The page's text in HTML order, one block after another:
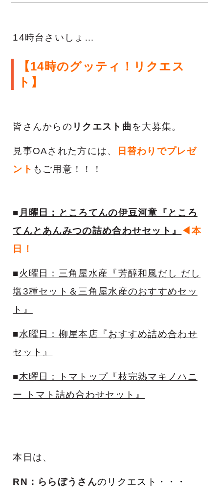
14時台さいしょ…
【14時のグッティ！リクエス
ト】
皆さんからの リクエスト曲を大募集。
見事OAされた方には、
日替わりでプレゼ
ント もご用意！！！
■月曜日：ところてんの伊豆河童『ところ
てんとあんみつの詰め合わせセット』
◀本
日！
■火曜日：三角屋水産『芳醇和風だし だし
塩3種セット＆三角屋水産のおすすめセッ
ト』
■水曜日：柳屋本店『おすすめ詰め合わせ
セット』
■木曜日：トマトップ『枝完熟マキノハニ
ー トマト詰め合わせセット 』
本日は、
RN：ららぼう さんのリクエスト・・・